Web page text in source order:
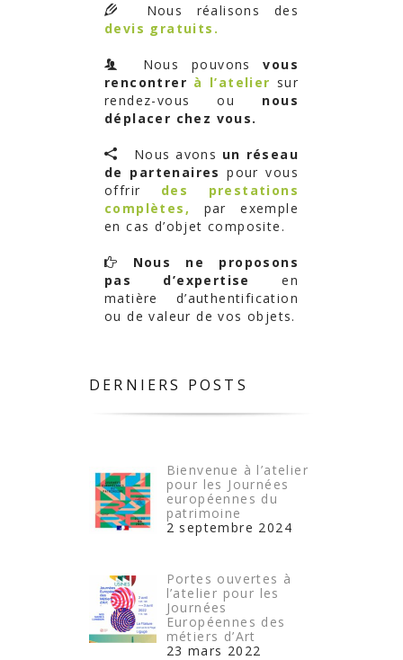
Nous réalisons des
devis gratuits.
Nous pouvonsvous
rencontrer à l’atelier sur
rendez-vous ou nous
déplacer chez vous.
Nous avons un réseau
de partenairespour vous
offrir des prestations
complètes,
par exemple
en cas d’objet composite.
Nous ne proposons
pas d’expertiseen
matière d’authentification
ou de valeur de vos objets.
DERNIERS POSTS
Bienvenue à l’atelier
pour les Journées
européennes du
patrimoine
2 septembre 2024
Portes ouvertes à
l’atelier pour les
Journées
Européennes des
métiers d’Art
23 mars 2022